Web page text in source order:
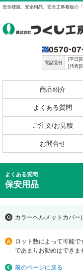
安全標識、安全用品、安全工事看板の「
電話受付
[平日
[代表
商品紹介
よくある質問
ご注文/お見積
お問合せ
よくある質問
保安用品
カラーヘルメットカバー
ロット数によって可能
であまりお勧めはできま
前のページに戻る